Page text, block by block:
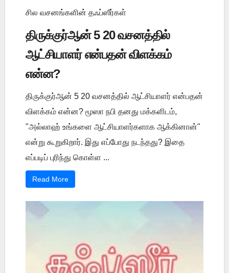
சில வசனங்களின் தஃப்ஸீர்கள்
திருக்குர்ஆன் 5 20 வசனத்தில்
ஆட்சியாளர் என்பதன் விளக்கம்
என்ன?
திருக்குர்ஆன் 5 20 வசனத்தில் ஆட்சியாளர் என்பதன்
விளக்கம் என்ன? மூஸா நபி தனது மக்களிடம்,
"அல்லாஹ் உங்களை ஆட்சியாளர்களாக ஆக்கினான்"
என்று கூறுகிறார். இது எப்போது நடந்தது? இதை
எப்படிப் புரிந்து கொள்ள ...
Read More